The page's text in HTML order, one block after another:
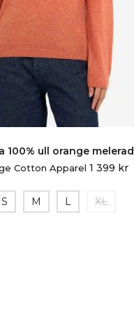
100% ull orange melerad
Cotton Apparel 1 399 kr
S M L XL